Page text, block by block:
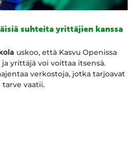
suhteita yrittäjien kanssa
uskoo, että Kasvu Openissa
yrittäjä voi voittaa itsensä.
verkostoja, jotka tarjoavat
vaatii.